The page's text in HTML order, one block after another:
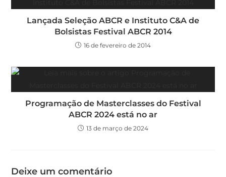
Lançada Seleção ABCR e Instituto C&A de
Bolsistas Festival ABCR 2014
16 de fevereiro de 2014
Programação de Masterclasses do Festival
ABCR 2024 está no ar
13 de março de 2024
Deixe um comentário